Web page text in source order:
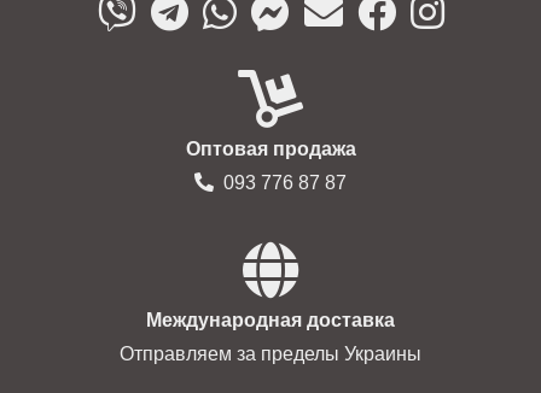
Оптовая продажа
093 776 87 87
Международная доставка
Отправляем за пределы Украины